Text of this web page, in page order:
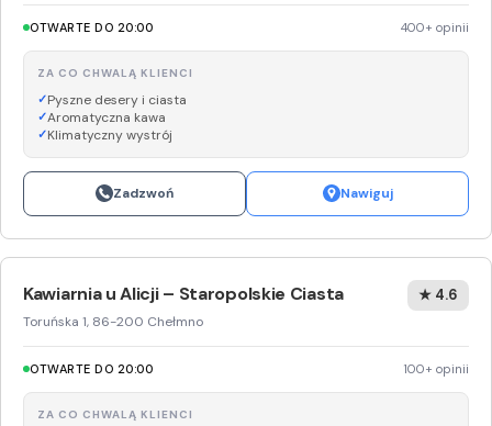
OTWARTE DO 20:00 400+ opinii
ZA CO CHWALĄ KLIENCI
Pyszne desery i ciasta
Aromatyczna kawa
Klimatyczny wystrój
Zadzwoń Nawiguj
Kawiarnia u Alicji – Staropolskie Ciasta
Toruńska 1, 86-200 Chełmno
★ 4.6
OTWARTE DO 20:00 100+ opinii
ZA CO CHWALĄ KLIENCI